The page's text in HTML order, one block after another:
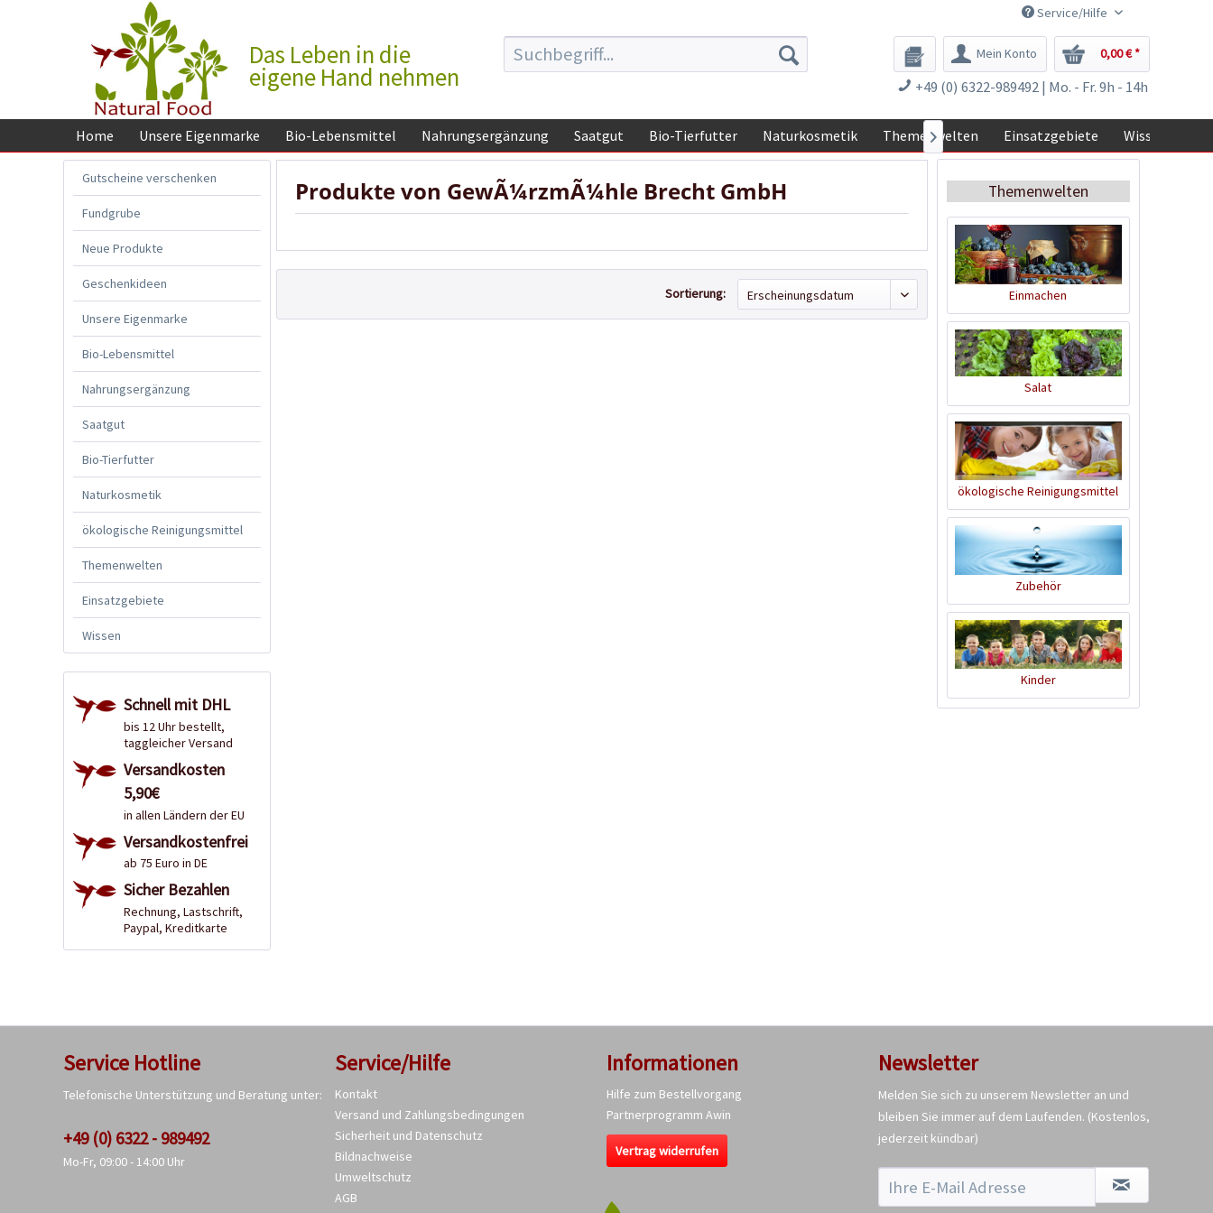
Service/Hilfe
Das Leben in die
eigene Hand nehmen
Mein Konto 0,00 € *
+49 (0) 6322-989492 | Mo. - Fr. 9h - 14h
Home Unsere Eigenmarke Bio-Lebensmittel Nahrungsergänzung Saatgut Bio-Tierfutter Naturkosmetik Themenwelten Einsatzgebiete Wissen

Gutscheine verschenken
Fundgrube
Neue Produkte
Geschenkideen
Unsere Eigenmarke
Bio-Lebensmittel
Nahrungsergänzung
Saatgut
Bio-Tierfutter
Naturkosmetik
ökologische Reinigungsmittel
Themenwelten
Einsatzgebiete
Wissen
Schnell mit DHL
bis 12 Uhr bestellt,
taggleicher Versand
Versandkosten
5,90€
in allen Ländern der EU
Versandkostenfrei
ab 75 Euro in DE
Sicher Bezahlen
Rechnung, Lastschrift,
Paypal, Kreditkarte
Produkte von GewÃ¼rzmÃ¼hle Brecht GmbH
Sortierung:
Themenwelten
Einmachen
Salat
ökologische Reinigungsmittel
Zubehör
Kinder
Service Hotline
Telefonische Unterstützung und Beratung unter:
+49 (0) 6322 - 989492
Mo-Fr, 09:00 - 14:00 Uhr
Service/Hilfe
Kontakt
Versand und Zahlungsbedingungen
Sicherheit und Datenschutz
Bildnachweise
Umweltschutz
AGB
Informationen
Hilfe zum Bestellvorgang
Partnerprogramm Awin
Vertrag widerrufen
Newsletter
Melden Sie sich zu unserem Newsletter an und
bleiben Sie immer auf dem Laufenden. (Kostenlos,
jederzeit kündbar)